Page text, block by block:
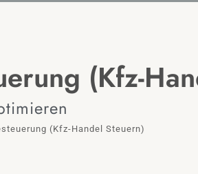
(Kfz-
(Kfz-Handel Steuern)